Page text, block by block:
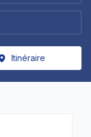
Itinéraire